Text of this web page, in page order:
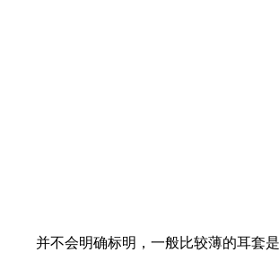
并不会明确标明，一般比较薄的耳套是